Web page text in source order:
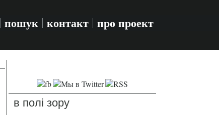
пошук контакт про проект
в полі зору